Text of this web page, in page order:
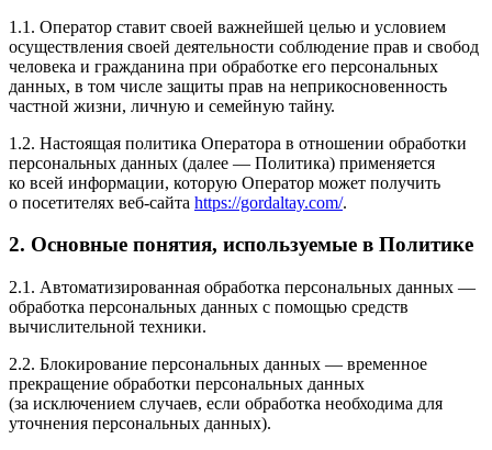
1.1. Оператор ставит своей важнейшей целью и условием
осуществления своей деятельности соблюдение прав и свобод
человека и гражданина при обработке его персональных
данных, в том числе защиты прав на неприкосновенность
частной жизни, личную и семейную тайну.
1.2. Настоящая политика Оператора в отношении обработки
персональных данных (далее — Политика) применяется
ко всей информации, которую Оператор может получить
о посетителях веб-сайта https://gordaltay.com/.
2. Основные понятия, используемые в Политике
2.1. Автоматизированная обработка персональных данных —
обработка персональных данных с помощью средств
вычислительной техники.
2.2. Блокирование персональных данных — временное
прекращение обработки персональных данных
(за исключением случаев, если обработка необходима для
уточнения персональных данных).